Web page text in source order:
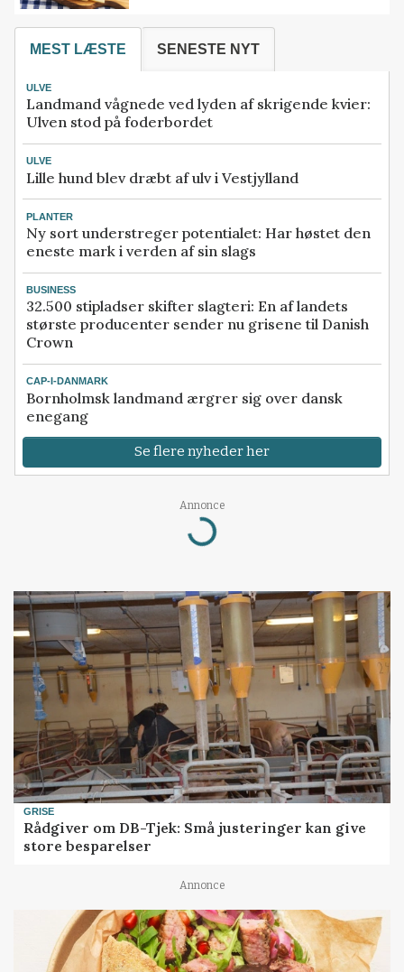
MEST LÆSTE SENESTE NYT
ULVE
Landmand vågnede ved lyden af skrigende kvier:
Ulven stod på foderbordet
ULVE
Lille hund blev dræbt af ulv i Vestjylland
PLANTER
Ny sort understreger potentialet: Har høstet den
eneste mark i verden af sin slags
BUSINESS
32.500 stipladser skifter slagteri: En af landets
største producenter sender nu grisene til Danish
Crown
CAP-I-DANMARK
Bornholmsk landmand ærgrer sig over dansk
enegang
Se flere nyheder her
Annonce
Loading...
GRISE
Rådgiver om DB-Tjek: Små justeringer kan give
store besparelser
Annonce